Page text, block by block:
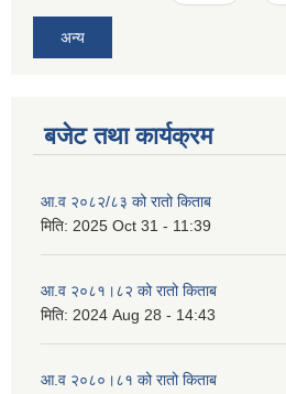
अन्य
बजेट तथा कार्यक्रम
आ.व २०८२/८३ को रातो किताब
मिति: 2025 Oct 31 - 11:39
आ.व २०८१।८२ को रातो किताब
मिति: 2024 Aug 28 - 14:43
आ.व २०८०।८१ को रातो किताब